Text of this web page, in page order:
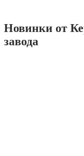
Новинки от
завода